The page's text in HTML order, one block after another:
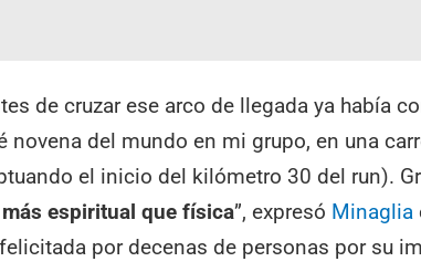
de cruzar ese arco de llegada ya había
novena del mundo en mi grupo, en una
el inicio del kilómetro 30 del run).
más espiritual que física”, expresó Minaglia
por decenas de personas por su